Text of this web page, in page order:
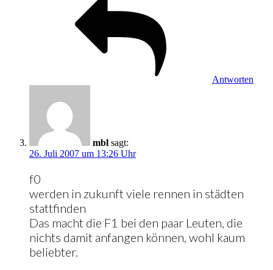
Antworten
mbl sagt:
26. Juli 2007 um 13:26 Uhr
f0
werden in zukunft viele rennen in städten
stattfinden
Das macht die F1 bei den paar Leuten, die
nichts damit anfangen können, wohl kaum
beliebter.